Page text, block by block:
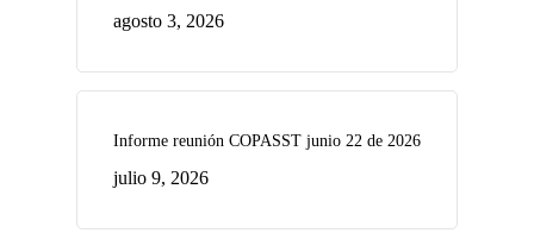
agosto 3, 2026
Informe reunión COPASST junio 22 de 2026
julio 9, 2026